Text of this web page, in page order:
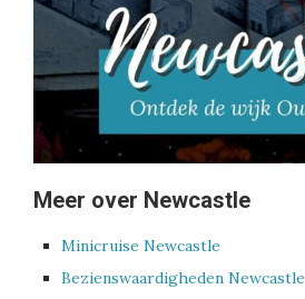
Meer over Newcastle
Minicruise Newcastle
Bezienswaardigheden Newcastle